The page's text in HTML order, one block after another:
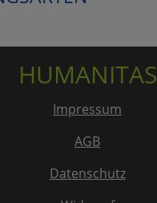
HUMANITAS
Impressum
AGB
Datenschutz